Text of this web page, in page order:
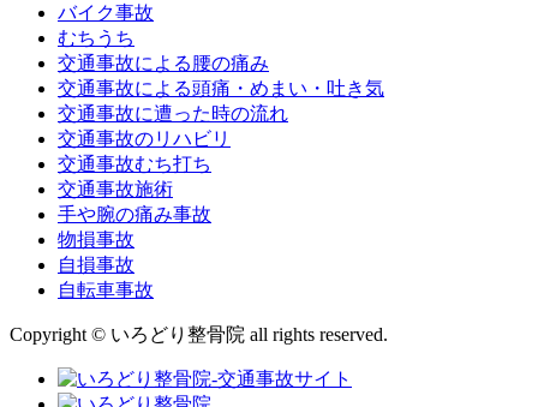
バイク事故
むちうち
交通事故による腰の痛み
交通事故による頭痛・めまい・吐き気
交通事故に遭った時の流れ
交通事故のリハビリ
交通事故むち打ち
交通事故施術
手や腕の痛み事故
物損事故
自損事故
自転車事故
Copyright © いろどり整骨院 all rights reserved.